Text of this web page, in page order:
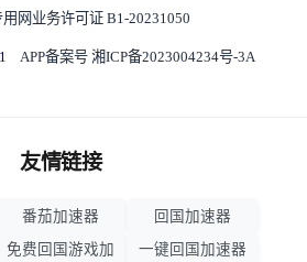
网业务许可证 B1-20231050
APP备案号 湘ICP备2023004234号-3A
友情链接
番茄加速器
回国加速器
免费回国游戏加 一键回国加速器